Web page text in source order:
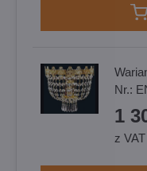
Nr.:
1
z